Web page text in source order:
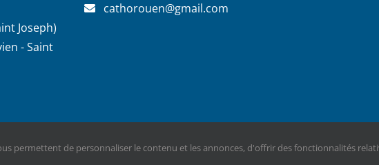
Joseph)
- Saint
cathorouen@gmail.com
2021 CathoRouen | Tous droits réservés |Plan du site|Mentions légales - RGPD |
permettent de personnaliser le contenu et les annonces, d'offrir des fonctionnalités